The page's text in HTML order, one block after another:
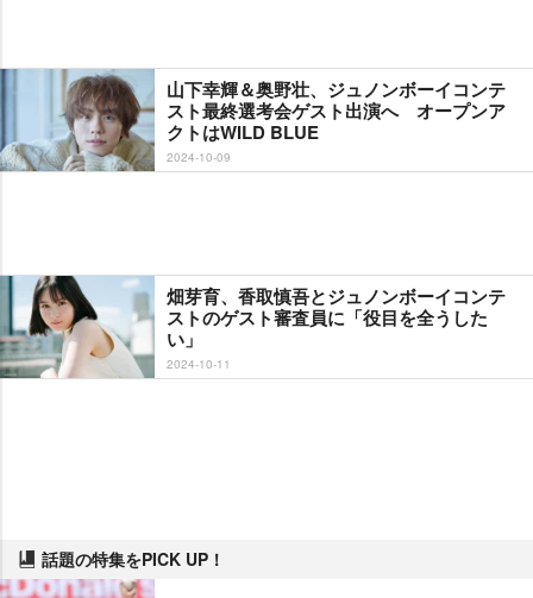
山下幸輝＆奥野壮、ジュノンボーイコンテ
スト最終選考会ゲスト出演へ オープンア
クトはWILD BLUE
2024-10-09
畑芽育、香取慎吾とジュノンボーイコンテ
ストのゲスト審査員に「役目を全うした
い」
2024-10-11
話題の特集をPICK UP！